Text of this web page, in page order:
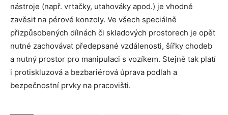
nástroje (např. vrtačky, utahováky apod.) je vhodné
zavěsit na pérové konzoly. Ve všech speciálně
přizpůsobených dílnách či skladových prostorech je opět
nutné zachovávat předepsané vzdálenosti, šířky chodeb
a nutný prostor pro manipulaci s vozíkem. Stejně tak platí
i protiskluzová a bezbariérová úprava podlah a
bezpečnostní prvky na pracovišti.